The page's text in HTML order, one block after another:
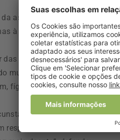
associação é a necessidade
à gestão da doença”.
das dificuldades enfrentadas
mundo”, exemplificando que
fígado ou pulmão, com
e proteger o Serviço
mas o Estado